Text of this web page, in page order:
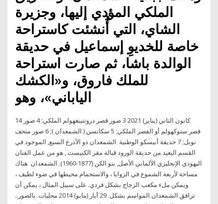
الملكي المؤدي إليها، وجزيرة
الشاي، التي أُنشئت كاستراحة
خاصة للخديوِ إسماعيل في حديقة
الوالدة باشا، ثم صارت استراحة
للملك فاروق، و«الكشك
الياباني»، وهو
14 كانون الثاني (يناير) 2021 3 صور قصر دروتنينغهولم الملكي; 4 صور
قصر ستوكهولم أو القصر الملكي; 5 سكانسن ( الشمعدان ); 6 صور متحف
نوبل; 7 حديقة أبيسكو الوطنية الشمعدان ذو الأذرع السبع, الموجود في
القسم البعيد من حديقة الورود قبالة مقر الكنيست , هو من عمل الفنان
اليهودي الإنجليزي الألماني الأصل, بنو الكن (1877-1960). الشمعدان هناك
مساحة لأربعة الشموع في الزوايا ، والاستحمام محيطها في ضوء لطيف ،
ويمكن ملء مكعب الزجاج بشكل فردي. على سبيل المثال ، يمكن أن
ترافق الشمعدان المواسم بشكل 29 أيار (مايو) 2014 محليات. بالصور..